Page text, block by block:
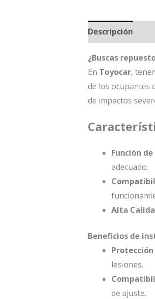
Descripción
¿Buscas
En Toyocar,
de los ocupantes
de impactos
Función
adecuado.
Alta
Beneficios de
Protección
lesiones.
de ajuste.